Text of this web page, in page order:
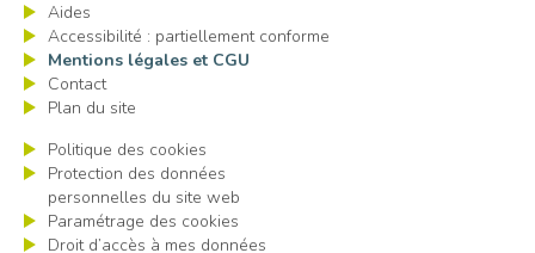
Aides
Accessibilité : partiellement conforme
Mentions légales et CGU
Contact
Plan du site
Politique des cookies
Protection des données
personnelles du site web
Paramétrage des cookies
Droit d’accès à mes données